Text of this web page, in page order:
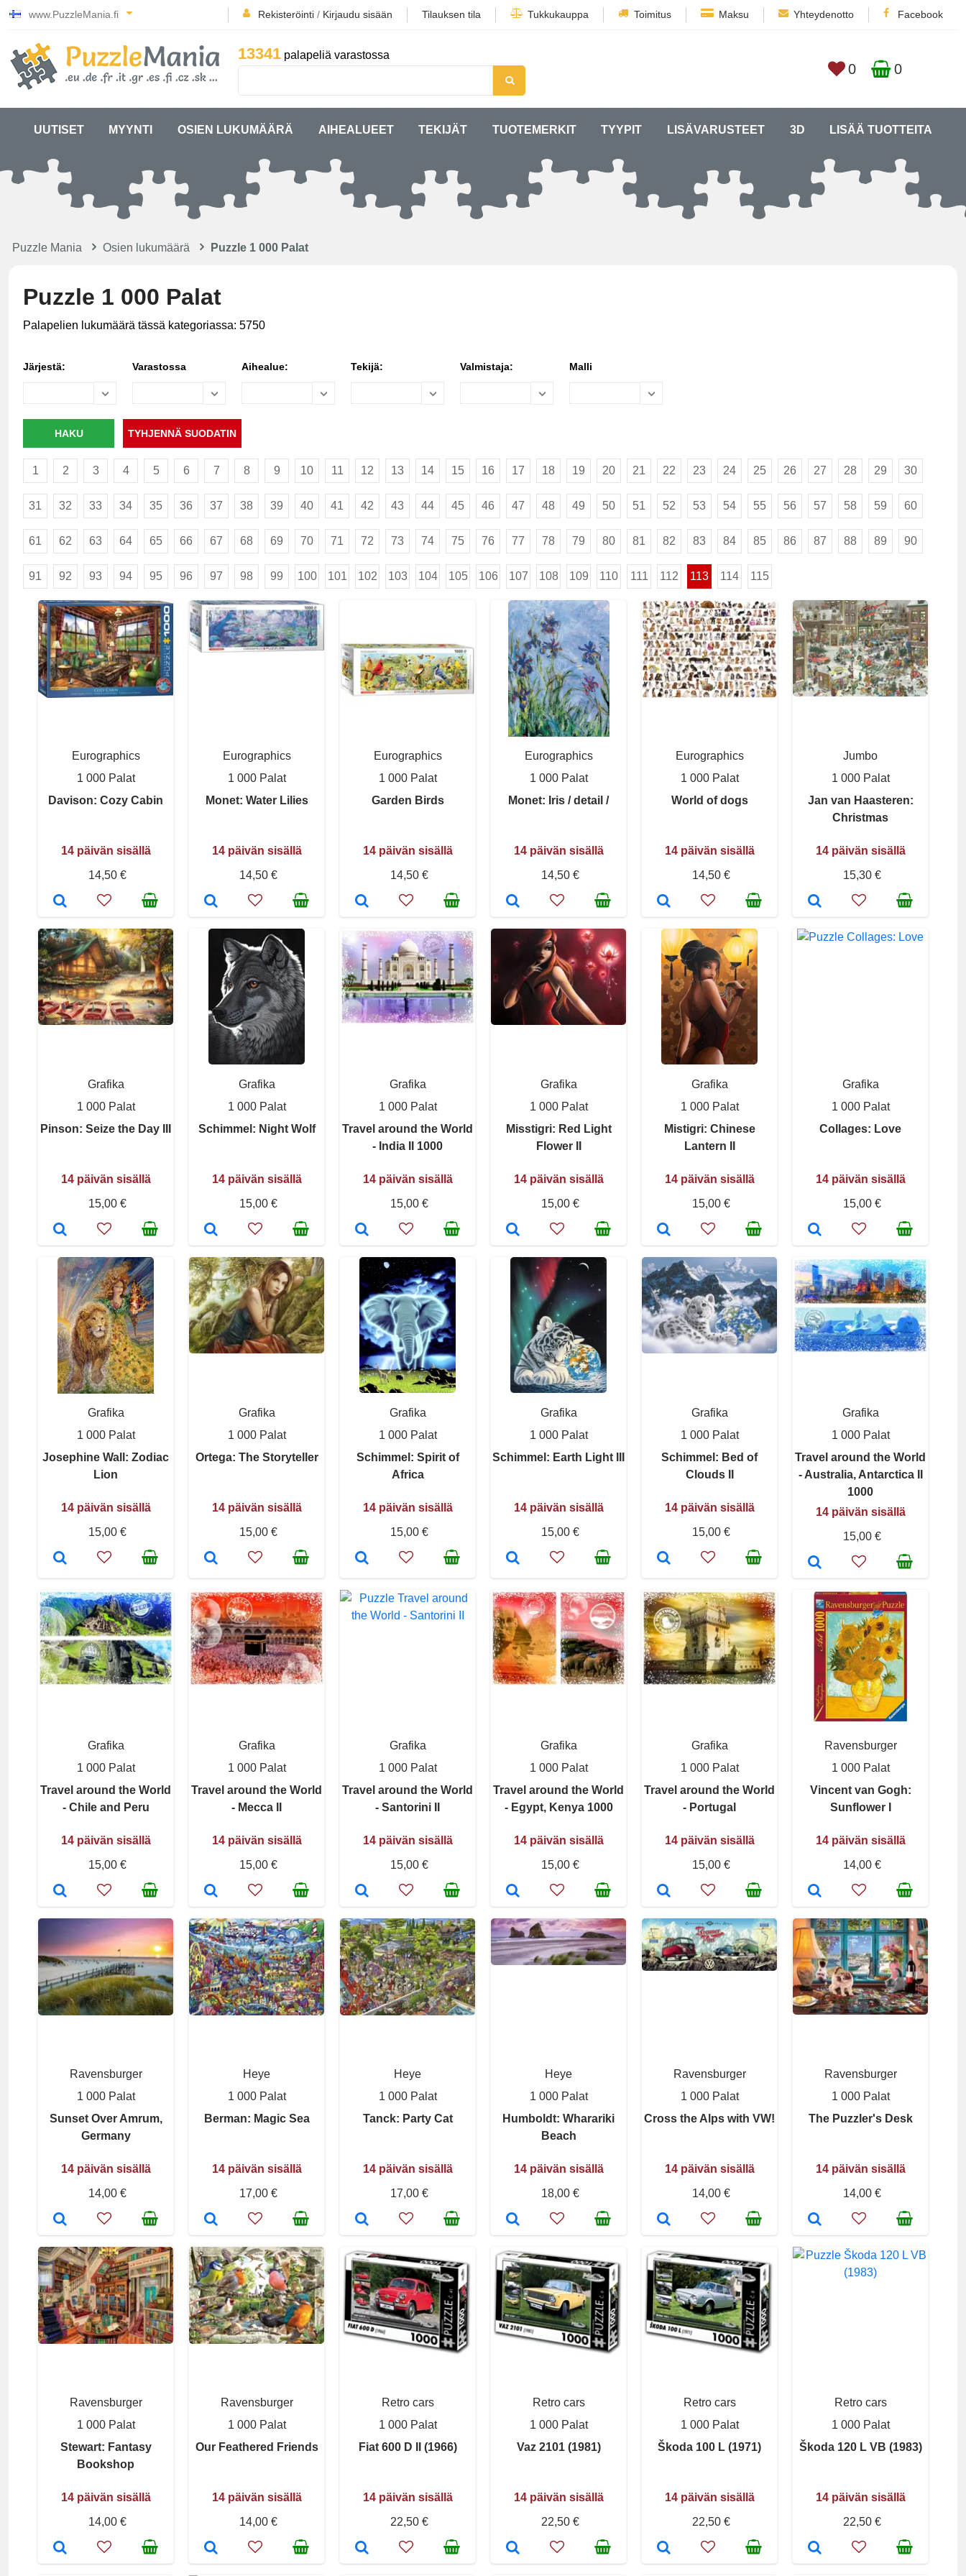
www.PuzzleMania.fi Rekisteröinti / Kirjaudu sisään Tilauksen tila Tukkukauppa Toimitus Maksu Yhteydenotto Facebook
13341 palapeliä varastossa
0 0
UUTISET MYYNTI OSIEN LUKUMÄÄRÄ AIHEALUEET TEKIJÄT TUOTEMERKIT TYYPIT LISÄVARUSTEET 3D LISÄÄ TUOTTEITA
Puzzle Mania Osien lukumäärä Puzzle 1 000 Palat
Puzzle 1 000 Palat
Palapelien lukumäärä tässä kategoriassa: 5750
Järjestä: Varastossa Aihealue: Tekijä: Valmistaja: Malli
1 2 3 4 5 6 7 8 9 10 11 12 13 14 15 16 17 18 19 20 21 22 23 24 25 26 27 28 29 30
31 32 33 34 35 36 37 38 39 40 41 42 43 44 45 46 47 48 49 50 51 52 53 54 55 56 57 58 59 60
61 62 63 64 65 66 67 68 69 70 71 72 73 74 75 76 77 78 79 80 81 82 83 84 85 86 87 88 89 90
91 92 93 94 95 96 97 98 99 100 101 102 103 104 105 106 107 108 109 110 111 112 113 114 115
Eurographics
1 000 Palat
Davison: Cozy Cabin
14 päivän sisällä
14,50 €
Eurographics
1 000 Palat
Monet: Water Lilies
14 päivän sisällä
14,50 €
Eurographics
1 000 Palat
Garden Birds
14 päivän sisällä
14,50 €
Eurographics
1 000 Palat
Monet: Iris / detail /
14 päivän sisällä
14,50 €
Eurographics
1 000 Palat
World of dogs
14 päivän sisällä
14,50 €
Jumbo
1 000 Palat
Jan van Haasteren:
Christmas
14 päivän sisällä
15,30 €
Grafika
1 000 Palat
Pinson: Seize the Day III
14 päivän sisällä
15,00 €
Grafika
1 000 Palat
Schimmel: Night Wolf
14 päivän sisällä
15,00 €
Grafika
1 000 Palat
Travel around the World
- India II 1000
14 päivän sisällä
15,00 €
Grafika
1 000 Palat
Misstigri: Red Light
Flower II
14 päivän sisällä
15,00 €
Grafika
1 000 Palat
Mistigri: Chinese
Lantern II
14 päivän sisällä
15,00 €
Grafika
1 000 Palat
Collages: Love
14 päivän sisällä
15,00 €
Grafika
1 000 Palat
Josephine Wall: Zodiac
Lion
14 päivän sisällä
15,00 €
Grafika
1 000 Palat
Ortega: The Storyteller
14 päivän sisällä
15,00 €
Grafika
1 000 Palat
Schimmel: Spirit of
Africa
14 päivän sisällä
15,00 €
Grafika
1 000 Palat
Schimmel: Earth Light III
14 päivän sisällä
15,00 €
Grafika
1 000 Palat
Schimmel: Bed of
Clouds II
14 päivän sisällä
15,00 €
Grafika
1 000 Palat
Travel around the World
- Australia, Antarctica II
1000
14 päivän sisällä
15,00 €
Grafika
1 000 Palat
Travel around the World
- Chile and Peru
14 päivän sisällä
15,00 €
Grafika
1 000 Palat
Travel around the World
- Mecca II
14 päivän sisällä
15,00 €
Grafika
1 000 Palat
Travel around the World
- Santorini II
14 päivän sisällä
15,00 €
Grafika
1 000 Palat
Travel around the World
- Egypt, Kenya 1000
14 päivän sisällä
15,00 €
Grafika
1 000 Palat
Travel around the World
- Portugal
14 päivän sisällä
15,00 €
Ravensburger
1 000 Palat
Vincent van Gogh:
Sunflower I
14 päivän sisällä
14,00 €
Ravensburger
1 000 Palat
Sunset Over Amrum,
Germany
14 päivän sisällä
14,00 €
Heye
1 000 Palat
Berman: Magic Sea
14 päivän sisällä
17,00 €
Heye
1 000 Palat
Tanck: Party Cat
14 päivän sisällä
17,00 €
Heye
1 000 Palat
Humboldt: Wharariki
Beach
14 päivän sisällä
18,00 €
Ravensburger
1 000 Palat
Cross the Alps with VW!
14 päivän sisällä
14,00 €
Ravensburger
1 000 Palat
The Puzzler's Desk
14 päivän sisällä
14,00 €
Ravensburger
1 000 Palat
Stewart: Fantasy
Bookshop
14 päivän sisällä
14,00 €
Ravensburger
1 000 Palat
Our Feathered Friends
14 päivän sisällä
14,00 €
Retro cars
1 000 Palat
Fiat 600 D II (1966)
14 päivän sisällä
22,50 €
Retro cars
1 000 Palat
Vaz 2101 (1981)
14 päivän sisällä
22,50 €
Retro cars
1 000 Palat
Škoda 100 L (1971)
14 päivän sisällä
22,50 €
Retro cars
1 000 Palat
Škoda 120 L VB (1983)
14 päivän sisällä
22,50 €